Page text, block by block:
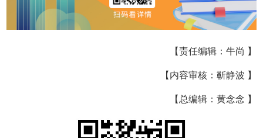
【责任编辑：牛尚 】
【内容审核：靳静波 】
【总编辑：黄念念 】